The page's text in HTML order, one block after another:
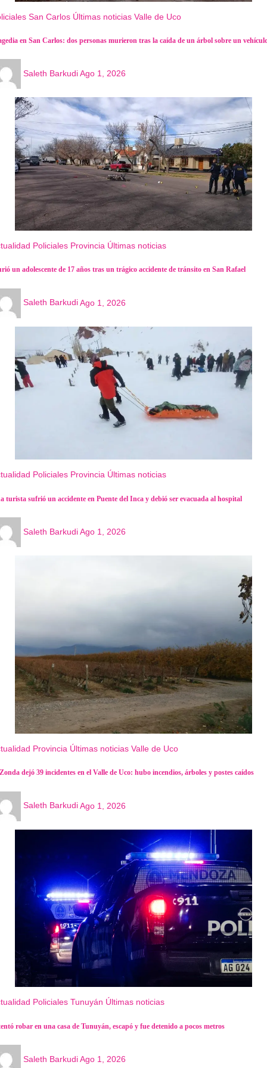
San Carlos Últimas noticias Valle de Uco
en San Carlos: dos personas murieron tras la caída de un árbol sobre un
Saleth BarkudiAgo 1, 2026
Policiales Provincia Últimas noticias
un adolescente de 17 años tras un trágico accidente de tránsito en San Rafael
Saleth BarkudiAgo 1, 2026
Policiales Provincia Últimas noticias
turista sufrió un accidente en Puente del Inca y debió ser evacuada al hospital
Saleth BarkudiAgo 1, 2026
Provincia Últimas noticias Valle de Uco
dejó 39 incidentes en el Valle de Uco: hubo incendios, árboles y postes caídos
Saleth BarkudiAgo 1, 2026
Policiales Tunuyán Últimas noticias
robar en una casa de Tunuyán, escapó y fue detenido a pocos metros
Saleth BarkudiAgo 1, 2026